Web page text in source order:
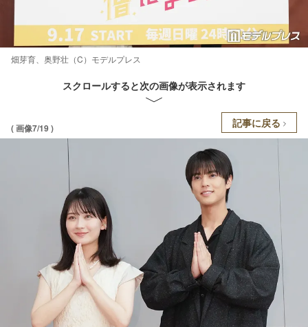
畑芽育、奥野壮（C）モデルプレス
スクロールすると次の画像が表示されます
( 画像7/19 ) 記事に戻る